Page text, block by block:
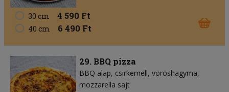
30 cm 4 590 Ft
40 cm 6 490 Ft
29. BBQ pizza
BBQ alap csirkemell vöröshagyma
mozzarella sajt